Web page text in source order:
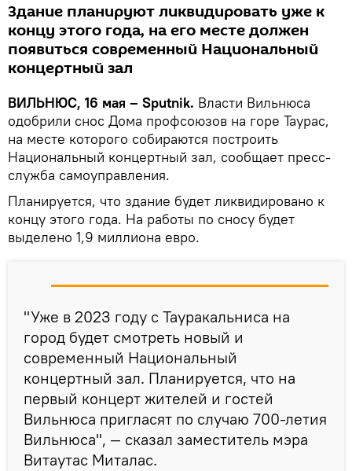
Здание планируют ликвидировать уже к
концу этого года, на его месте должен
появиться современный Национальный
концертный зал
ВИЛЬНЮС, 16 мая – Sputnik. Власти Вильнюса
одобрили снос Дома профсоюзов на горе Таурас,
на месте которого собираются построить
Национальный концертный зал, сообщает пресс-
служба самоуправления.
Планируется, что здание будет ликвидировано к
концу этого года. На работы по сносу будет
выделено 1,9 миллиона евро.
"Уже в 2023 году с Тауракальниса на
город будет смотреть новый и
современный Национальный
концертный зал. Планируется, что на
первый концерт жителей и гостей
Вильнюса пригласят по случаю 700-летия
Вильнюса", — сказал заместитель мэра
Витаутас Миталас.